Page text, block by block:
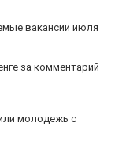
вакансии июля
за комментарий
молодежь с